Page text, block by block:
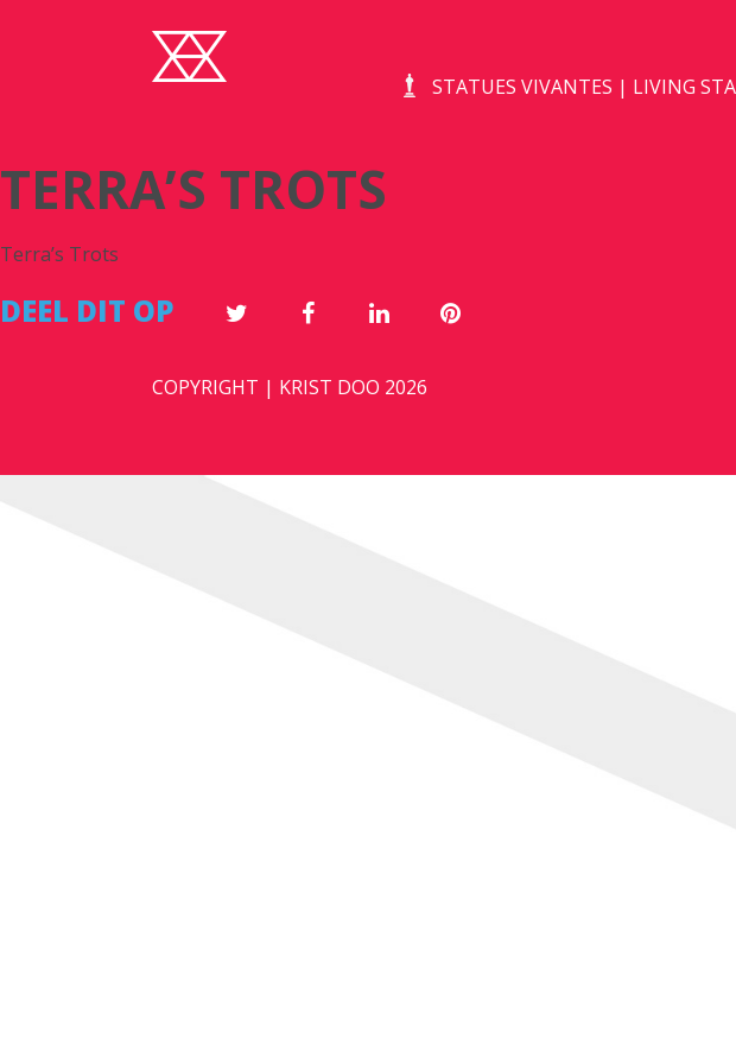
STATUES VIVANTES | LIVING
TERRA’S TROTS
Terra’s Trots
DEEL DIT OP
COPYRIGHT | KRIST DOO 2026